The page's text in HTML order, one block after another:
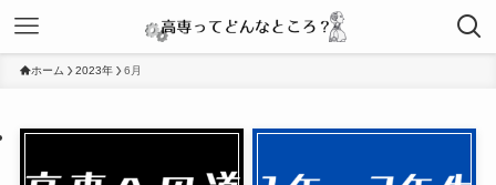
ホーム 2023年 6月